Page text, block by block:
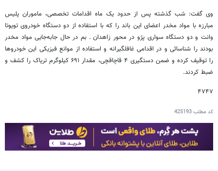
وی گفت: شب گذشته پس از حدود یک ماه اقدامات تخصصی، ماموران پلیس
مبارزه با مواد مخدر اعضای این باند را که با استفاده از دو دستگاه خودروی تویوتا
وانت و دو دستگاه سواری پژو در محور زاهدان ـ بم در حال جا‌به‌جایی مواد مخدر
بودند را شناسائی و در اقدامی غافلگیرانه و استفاده از موانع فیزیکی این خودروها
را توقیف کرده و ضمن دستگیری ۴ قاچاقچی، مقدار ۶۹۱ کیلوگرم تریاک را کشف و
ضبط کردند.
۴۷۴۷
کد مطلب425193